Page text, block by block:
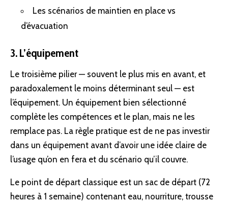
Les scénarios de maintien en place vs
d’évacuation
3. L’équipement
Le troisième pilier — souvent le plus mis en avant, et
paradoxalement le moins déterminant seul — est
l’équipement. Un équipement bien sélectionné
complète les compétences et le plan, mais ne les
remplace pas. La règle pratique est de ne pas investir
dans un équipement avant d’avoir une idée claire de
l’usage qu’on en fera et du scénario qu’il couvre.
Le point de départ classique est un sac de départ (72
heures à 1 semaine) contenant eau, nourriture, trousse